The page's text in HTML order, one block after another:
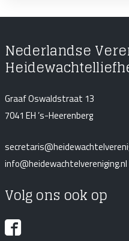
Nederlandse
Graaf Oswaldstraat 13
7041 EH ’s-Heerenberg
info@heidewachtelvereniging.nl
Volg ons ook op